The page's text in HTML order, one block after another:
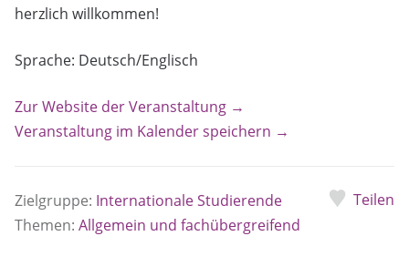
herzlich willkommen!
Sprache: Deutsch/Englisch
Zur Website der Veranstaltung →
Veranstaltung im Kalender speichern →
Zielgruppe: Internationale Studierende
Themen: Allgemein und fachübergreifend
Teilen